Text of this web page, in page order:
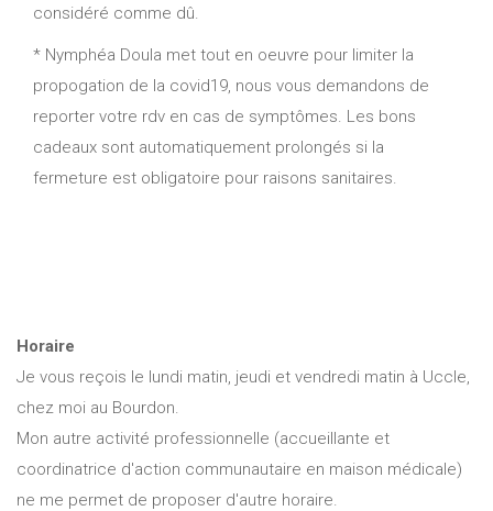
considéré comme dû.
* Nymphéa Doula met tout en oeuvre pour limiter la
propogation de la covid19, nous vous demandons de
reporter votre rdv en cas de symptômes. Les bons
cadeaux sont automatiquement prolongés si la
fermeture est obligatoire pour raisons sanitaires.
Horaire
Je vous reçois le lundi matin, jeudi et vendredi matin à Uccle,
chez moi au Bourdon.
Mon autre activité professionnelle (accueillante et
coordinatrice d'action communautaire en maison médicale)
ne me permet de proposer d'autre horaire.